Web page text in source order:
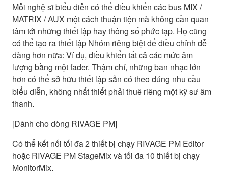
Mỗi nghệ sĩ biểu diễn có thể điều khiển các bus MIX /
MATRIX / AUX một cách thuận tiện mà không cần quan
tâm tới những thiết lập hay thông số phức tạp. Họ cũng
có thể tạo ra thiết lập Nhóm riêng biệt để điều chỉnh dễ
dàng hơn nữa: Ví dụ, điều khiển tất cả các mức âm
lượng bằng một fader. Thậm chí, những ban nhạc lớn
hơn có thể sở hữu thiết lập sẵn có theo đúng nhu cầu
biểu diễn, không nhất thiết phải thuê riêng một kỹ sư âm
thanh.
[Dành cho dòng RIVAGE PM]
Có thể kết nối tối đa 2 thiết bị chạy RIVAGE PM Editor
hoặc RIVAGE PM StageMix và tối đa 10 thiết bị chạy
MonitorMix.